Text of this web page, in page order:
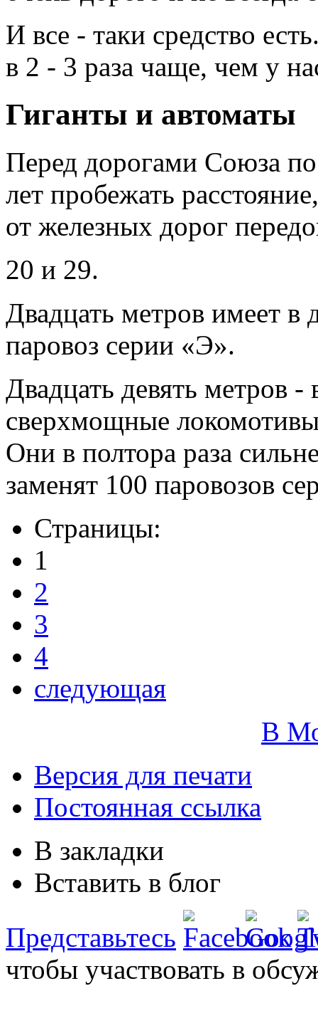
И все - таки средство
в 2 - 3 раза чаще, чем у
Гиганты и автоматы
Перед дорогами Союза
лет пробежать
от железных дорог
20 и 29.
Двадцать метров имеет
паровоз серии «Э».
Двадцать девять метров
сверхмощные
Они в полтора раза
заменят 100 паровозов
Страницы:
1
2
3
4
следующая
В
Версия для печати
Постоянная ссылка
В закладки
Вставить в блог
Представьтесь
чтобы участвовать в